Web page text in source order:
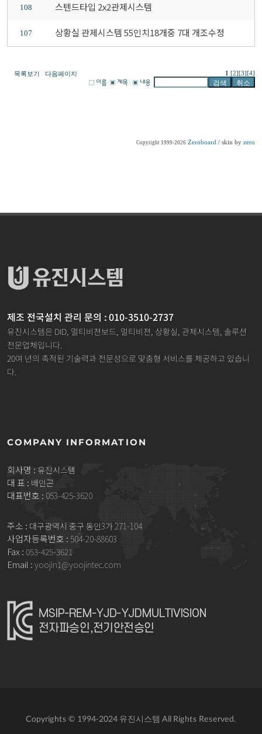
108 스텐드타입 2x2관제시스템
107 상황실 관제시스템 55인치18개중 7대 개조수정
목록보기 다음페이지 1 [2] [3] [4]
Copyright 1999-2026 Zeroboard / skin by zero
제조 전국설치 관리 문의 : 010-3510-2737
유진시스템은 DID, 멀티비젼보드, 멀티비젼, 상황실, 관제시스템, 솔루션
전문업체입니다.
20여 년의 축적된 기술력과 전문성으로 맞춤형 서비스를 제공하고 있습니
다.
COMPANY INFORMATION
회사명 : 유진시스템
대 표 : 배인곤
대표번호 : 053-425-3620
주소 : 대구광역시 중구 동인3가 271-104
사업자등록번호 : 504-20-88603
Fax : 053-425-3621
Email : yoojin1@yoojintec.com
Copyrights © 1994-2024 유진시스템 All Rights Reserved.